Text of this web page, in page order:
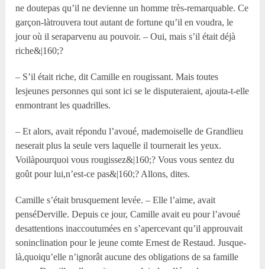
ne doutepas qu’il ne devienne un homme très-remarquable. Ce
garçon-làtrouvera tout autant de fortune qu’il en voudra, le
jour où il seraparvenu au pouvoir. – Oui, mais s’il était déjà
riche&|160;?
– S’il était riche, dit Camille en rougissant. Mais toutes
lesjeunes personnes qui sont ici se le disputeraient, ajouta-t-elle
enmontrant les quadrilles.
– Et alors, avait répondu l’avoué, mademoiselle de Grandlieu
neserait plus la seule vers laquelle il tournerait les yeux.
Voilàpourquoi vous rougissez&|160;? Vous vous sentez du
goût pour lui,n’est-ce pas&|160;? Allons, dites.
Camille s’était brusquement levée. – Elle l’aime, avait
penséDerville. Depuis ce jour, Camille avait eu pour l’avoué
desattentions inaccoutumées en s’apercevant qu’il approuvait
soninclination pour le jeune comte Ernest de Restaud. Jusque-
là,quoiqu’elle n’ignorât aucune des obligations de sa famille